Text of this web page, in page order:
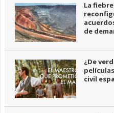
La
de
¿De
civil